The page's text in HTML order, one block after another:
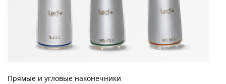
Прямые и угловые наконечники